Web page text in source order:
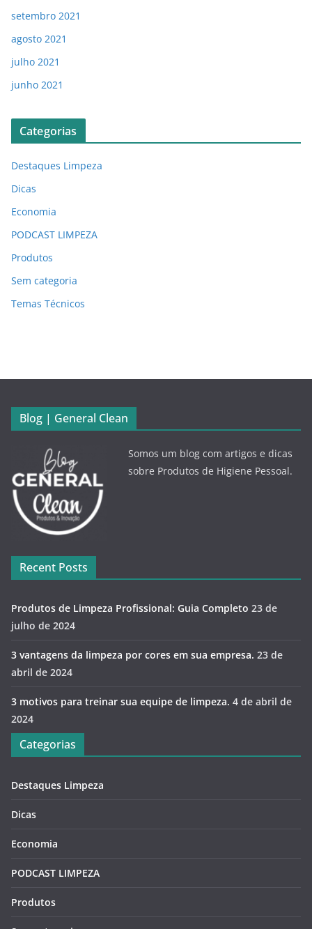
setembro 2021
agosto 2021
julho 2021
junho 2021
Categorias
Destaques Limpeza
Dicas
Economia
PODCAST LIMPEZA
Produtos
Sem categoria
Temas Técnicos
Blog | General Clean
Somos um blog com artigos e dicas
sobre Produtos de Higiene Pessoal.
Recent Posts
Produtos de Limpeza Profissional: Guia Completo 23 de
julho de 2024
3 vantagens da limpeza por cores em sua empresa. 23 de
abril de 2024
3 motivos para treinar sua equipe de limpeza. 4 de abril de
2024
Categorias
Destaques Limpeza
Dicas
Economia
PODCAST LIMPEZA
Produtos